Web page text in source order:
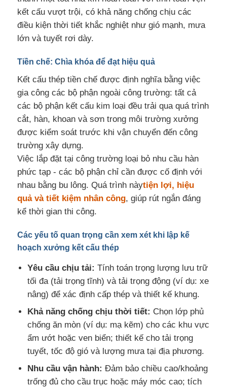
Chế tạo kết cấu thép
Vật liệu xây dựng bằng thép
Ngôi nhà gia cầm
chuồng bò
Chuồng ngựa
Nhà để xe bằng thép
kết cấu vượt trội, có khả năng chống chịu các
điều kiện thời tiết khắc nghiệt như gió mạnh, mưa
lớn và tuyết rơi dày.
Tiền chế: Chìa khóa để đạt hiệu quả
Kết cấu thép tiền chế được định nghĩa bằng việc
gia công các bộ phận ngoài công trường: tất cả
các bộ phận kết cấu kim loại đều trải qua quá trình
cắt, hàn, khoan và sơn trong môi trường xưởng
được kiểm soát trước khi vận chuyển đến công
trường xây dựng.
Việc lắp đặt tại công trường loại bỏ nhu cầu hàn
phức tạp - các bộ phận chỉ cần được cố định với
nhau bằng bu lông. Quá trình nàytiện lợi, hiệu
quả và tiết kiệm nhân công, giúp rút ngắn đáng
kể thời gian thi công.
Các yếu tố quan trọng cần xem xét khi lập kế
hoạch xưởng kết cấu thép
Yêu cầu chịu tải: Tính toán trọng lượng lưu trữ
tối đa (tải trọng tĩnh) và tải trọng động (ví dụ: xe
nâng) để xác định cấp thép và thiết kế khung.
Khả năng chống chịu thời tiết: Chọn lớp phủ
chống ăn mòn (ví dụ: mạ kẽm) cho các khu vực
ẩm ướt hoặc ven biển; thiết kế cho tải trọng
tuyết, tốc độ gió và lượng mưa tại địa phương.
Nhu cầu vận hành: Đảm bảo chiều cao/khoảng
trống đủ cho cầu trục hoặc máy móc cao; tích